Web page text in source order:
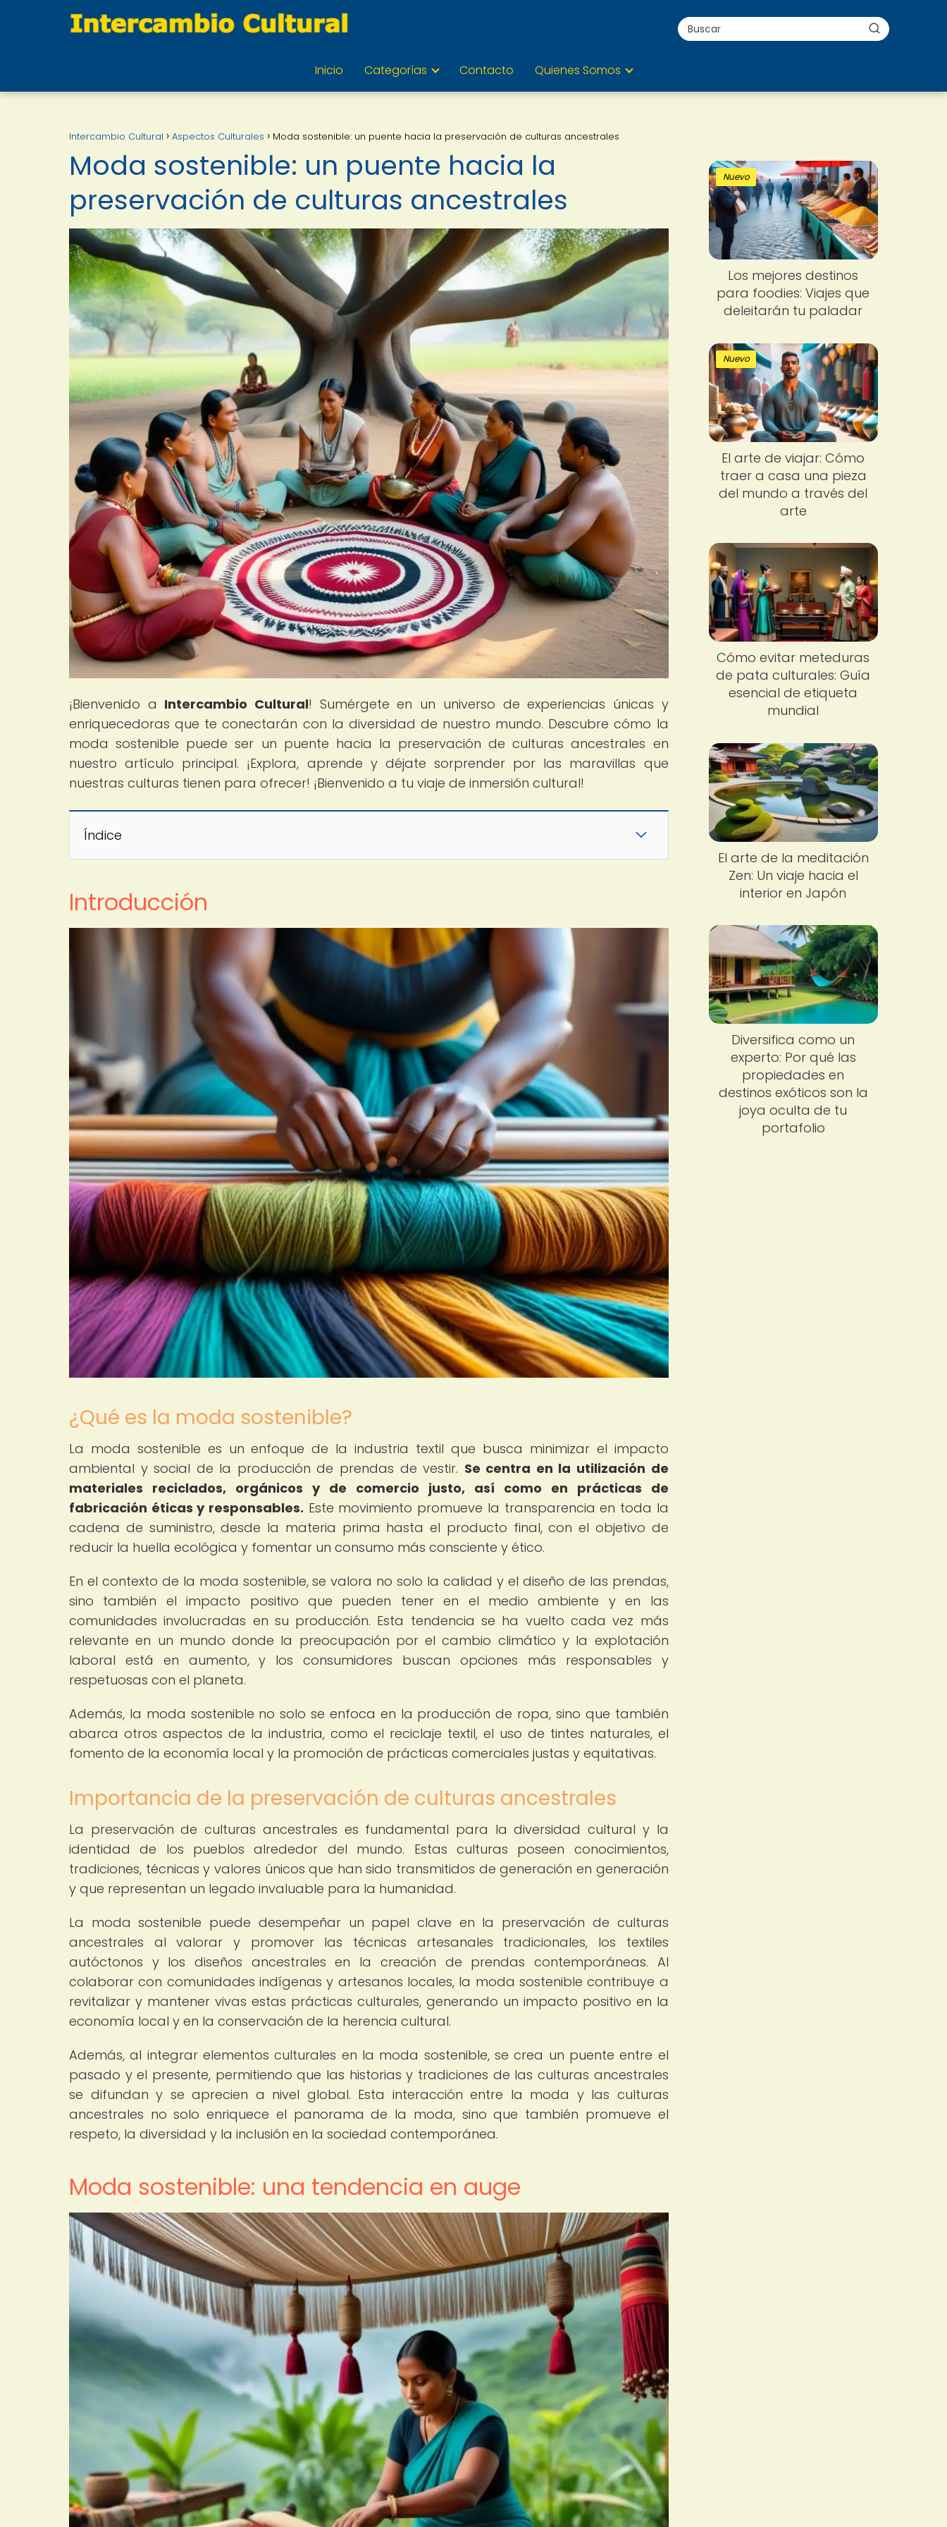
Inicio Categorías Contacto Quienes Somos
Intercambio Cultural Aspectos Culturales Moda sostenible: un puente hacia la preservación de culturas ancestrales
Moda sostenible: un puente hacia la
preservación de culturas ancestrales
¡Bienvenido a Intercambio Cultural! Sumérgete en un universo de experiencias únicas y
enriquecedoras que te conectarán con la diversidad de nuestro mundo. Descubre cómo la
moda sostenible puede ser un puente hacia la preservación de culturas ancestrales en
nuestro artículo principal. ¡Explora, aprende y déjate sorprender por las maravillas que
nuestras culturas tienen para ofrecer! ¡Bienvenido a tu viaje de inmersión cultural!
Índice
Introducción
¿Qué es la moda sostenible?
La moda sostenible es un enfoque de la industria textil que busca minimizar el impacto
ambiental y social de la producción de prendas de vestir. Se centra en la utilización de
materiales reciclados, orgánicos y de comercio justo, así como en prácticas de
fabricación éticas y responsables. Este movimiento promueve la transparencia en toda la
cadena de suministro, desde la materia prima hasta el producto final, con el objetivo de
reducir la huella ecológica y fomentar un consumo más consciente y ético.
En el contexto de la moda sostenible, se valora no solo la calidad y el diseño de las prendas,
sino también el impacto positivo que pueden tener en el medio ambiente y en las
comunidades involucradas en su producción. Esta tendencia se ha vuelto cada vez más
relevante en un mundo donde la preocupación por el cambio climático y la explotación
laboral está en aumento, y los consumidores buscan opciones más responsables y
respetuosas con el planeta.
Además, la moda sostenible no solo se enfoca en la producción de ropa, sino que también
abarca otros aspectos de la industria, como el reciclaje textil, el uso de tintes naturales, el
fomento de la economía local y la promoción de prácticas comerciales justas y equitativas.
Importancia de la preservación de culturas ancestrales
La preservación de culturas ancestrales es fundamental para la diversidad cultural y la
identidad de los pueblos alrededor del mundo. Estas culturas poseen conocimientos,
tradiciones, técnicas y valores únicos que han sido transmitidos de generación en generación
y que representan un legado invaluable para la humanidad.
La moda sostenible puede desempeñar un papel clave en la preservación de culturas
ancestrales al valorar y promover las técnicas artesanales tradicionales, los textiles
autóctonos y los diseños ancestrales en la creación de prendas contemporáneas. Al
colaborar con comunidades indígenas y artesanos locales, la moda sostenible contribuye a
revitalizar y mantener vivas estas prácticas culturales, generando un impacto positivo en la
economía local y en la conservación de la herencia cultural.
Además, al integrar elementos culturales en la moda sostenible, se crea un puente entre el
pasado y el presente, permitiendo que las historias y tradiciones de las culturas ancestrales
se difundan y se aprecien a nivel global. Esta interacción entre la moda y las culturas
ancestrales no solo enriquece el panorama de la moda, sino que también promueve el
respeto, la diversidad y la inclusión en la sociedad contemporánea.
Moda sostenible: una tendencia en auge
Nuevo
Los mejores destinos
para foodies: Viajes que
deleitarán tu paladar
Nuevo
El arte de viajar: Cómo
traer a casa una pieza
del mundo a través del
arte
Cómo evitar meteduras
de pata culturales: Guía
esencial de etiqueta
mundial
El arte de la meditación
Zen: Un viaje hacia el
interior en Japón
Diversifica como un
experto: Por qué las
propiedades en
destinos exóticos son la
joya oculta de tu
portafolio